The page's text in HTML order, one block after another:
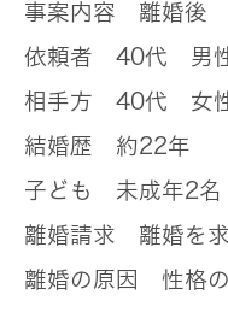
事案内容 離婚後
依頼者 40代 男
相手方 40代 女性
結婚歴 約22年
子ども 未成年2名
離婚請求 離婚を
離婚の原因 性格の